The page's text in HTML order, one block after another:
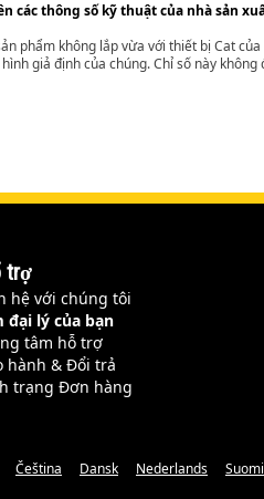
các thông số kỹ thuật của nhà sản
phẩm không lắp vừa với thiết bị Cat
giả định của chúng. Chỉ số này
trợ
hệ với chúng tôi
đại lý của bạn
tâm hỗ trợ
hành & Đổi trả
trạng Đơn hàng
Čeština Dansk Nederlands Suomi